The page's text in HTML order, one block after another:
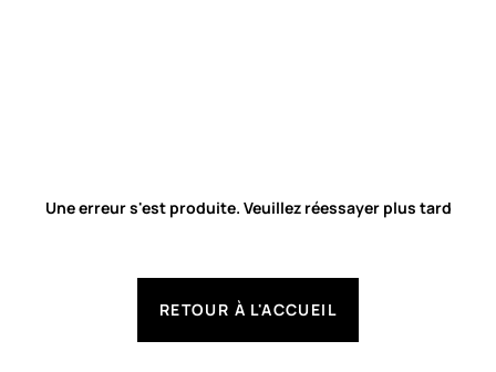
Une erreur s'est produite. Veuillez réessayer plus tard
RETOUR À L'ACCUEIL